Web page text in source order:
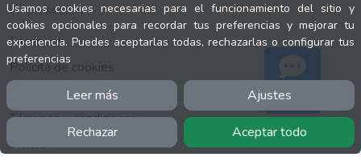
Usamos cookies necesarias para el funcionamiento del sitio y
cookies opcionales para recordar tus preferencias y mejorar tu
experiencia. Puedes aceptarlas todas, rechazarlas o configurar tus
preferencias
Leer más Ajustes
Rechazar Aceptar todo
INFORMACIÓN
Facebook
Polícita de cookies
Política de privacidad
Términos y condiciones
Twitter
Soporte